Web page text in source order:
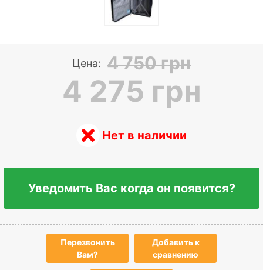
Цена: 4 750 грн
4 275 грн
Нет в наличии
Уведомить Вас когда он появится?
Перезвонить
Вам?
Добавить к
сравнению